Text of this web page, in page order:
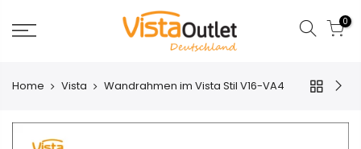
0
Home Vista Wandrahmen im Vista Stil V16-VA4